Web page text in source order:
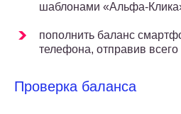
шаблонами «Альфа-
пополнить баланс
телефона, отправив
Проверка баланса